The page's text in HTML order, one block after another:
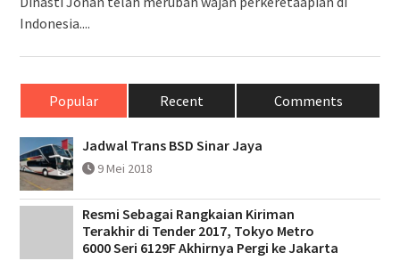
Indonesia....
Popular Recent Comments
Jadwal Trans BSD Sinar Jaya
9 Mei 2018
Resmi Sebagai Rangkaian Kiriman
Terakhir di Tender 2017, Tokyo Metro
6000 Seri 6129F Akhirnya Pergi ke Jakarta